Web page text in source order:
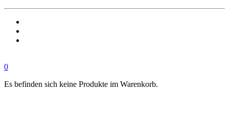
0
Es befinden sich keine Produkte im Warenkorb.